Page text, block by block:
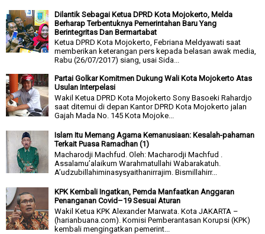
Dilantik Sebagai Ketua DPRD Kota Mojokerto, Melda
Berharap Terbentuknya Pemerintahan Baru Yang
Berintegritas Dan Bermartabat
Ketua DPRD Kota Mojokerto, Febriana Meldyawati saat
memberikan keterangan pers kepada belasan awak media,
Rabu (26/07/2017) siang, usai Sida...
Partai Golkar Komitmen Dukung Wali Kota Mojokerto Atas
Usulan Interpelasi
Wakil Ketua DPRD Kota Mojokerto Sony Basoeki Rahardjo
saat ditemui di depan Kantor DPRD Kota Mojokerto jalan
Gajah Mada No. 145 Kota Mojoke...
Islam Itu Memang Agama Kemanusiaan: Kesalah-pahaman
Terkait Puasa Ramadhan (1)
Macharodji Machfud. Oleh: Macharodji Machfud .
Assalamu’alaikum Warahmatullahi Wabarakatuh.
A’udzubillahiminasysyaithanirrajim. Bismillahirr...
KPK Kembali Ingatkan, Pemda Manfaatkan Anggaran
Penanganan Covid–19 Sesuai Aturan
Wakil Ketua KPK Alexander Marwata. Kota JAKARTA –
(harianbuana.com). Komisi Pemberantasan Korupsi (KPK)
kembali mengingatkan pemerint...